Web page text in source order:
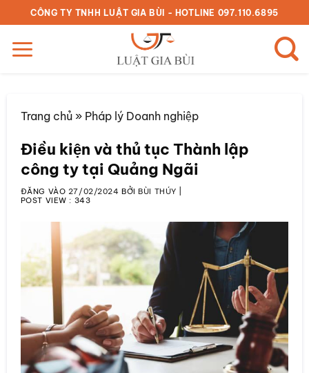
qua
nội
dung
CÔNG TY TNHH LUẬT GIA BÙI - HOTLINE 097.110.6895
Trang chủ» Pháp lý Doanh nghiệp
Điều kiện và thủ tục Thành lập
công ty tại Quảng Ngãi
ĐĂNG VÀO 27/02/2024 BỞIBÙI THÚY
POST VIEW : 343